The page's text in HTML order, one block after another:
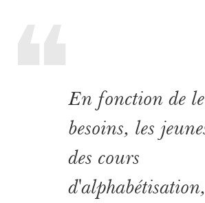
En fonction de
besoins, les
des cours